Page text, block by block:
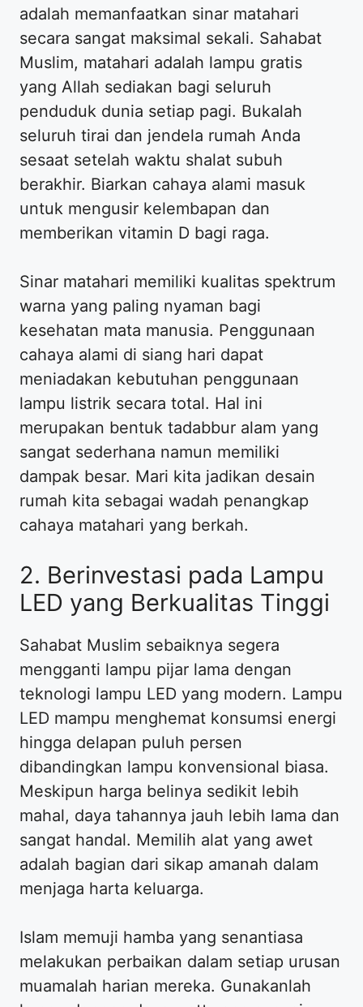
adalah memanfaatkan sinar matahari
secara sangat maksimal sekali. Sahabat
Muslim, matahari adalah lampu gratis
yang Allah sediakan bagi seluruh
penduduk dunia setiap pagi. Bukalah
seluruh tirai dan jendela rumah Anda
sesaat setelah waktu shalat subuh
berakhir. Biarkan cahaya alami masuk
untuk mengusir kelembapan dan
memberikan vitamin D bagi raga.
Sinar matahari memiliki kualitas spektrum
warna yang paling nyaman bagi
kesehatan mata manusia. Penggunaan
cahaya alami di siang hari dapat
meniadakan kebutuhan penggunaan
lampu listrik secara total. Hal ini
merupakan bentuk tadabbur alam yang
sangat sederhana namun memiliki
dampak besar. Mari kita jadikan desain
rumah kita sebagai wadah penangkap
cahaya matahari yang berkah.
2. Berinvestasi pada Lampu
LED yang Berkualitas Tinggi
Sahabat Muslim sebaiknya segera
mengganti lampu pijar lama dengan
teknologi lampu LED yang modern. Lampu
LED mampu menghemat konsumsi energi
hingga delapan puluh persen
dibandingkan lampu konvensional biasa.
Meskipun harga belinya sedikit lebih
mahal, daya tahannya jauh lebih lama dan
sangat handal. Memilih alat yang awet
adalah bagian dari sikap amanah dalam
menjaga harta keluarga.
Islam memuji hamba yang senantiasa
melakukan perbaikan dalam setiap urusan
muamalah harian mereka. Gunakanlah